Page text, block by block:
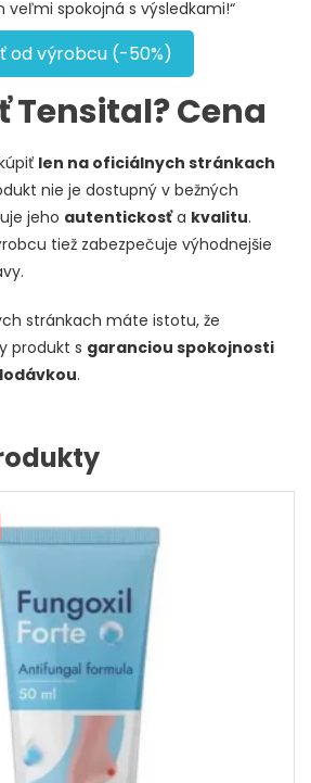
veľmi spokojná s výsledkami!“
od výrobcu (-50%)
Tensital? Cena
len na oficiálnych stránkach
nie je dostupný v bežných
jeho autentickosťa kvalitu.
tiež zabezpečuje výhodnejšie
stránkach máte istotu, že
produkt s garanciou spokojnosti
.